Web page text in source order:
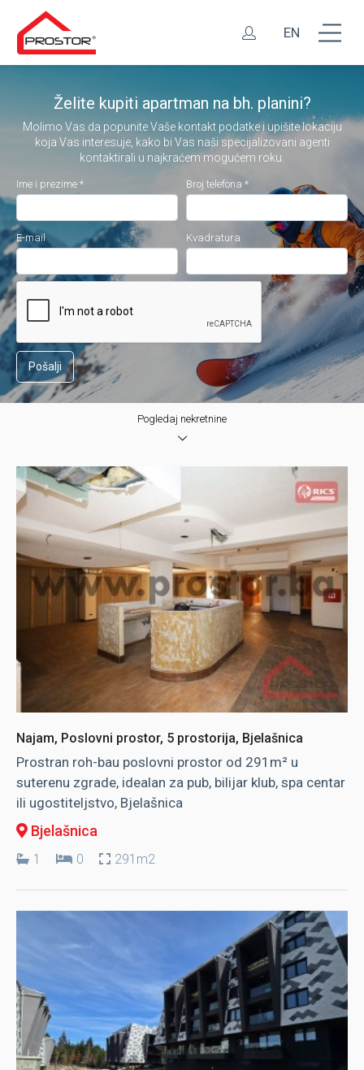
EN
Želite kupiti apartman na bh. planini?
Molimo Vas da popunite Vaše kontakt podatke i upišite lokaciju
koja Vas interesuje, kako bi Vas naši specijalizovani agenti
kontaktirali u najkraćem mogućem roku.
Ime i prezime * Broj telefona *
E-mail Kvadratura
Pošalji
Pogledaj nekretnine
Najam, Poslovni prostor, 5 prostorija, Bjelašnica
Prostran roh-bau poslovni prostor od 291m² u
suterenu zgrade, idealan za pub, bilijar klub, spa centar
ili ugostiteljstvo, Bjelašnica
Bjelašnica
1 0 291m2